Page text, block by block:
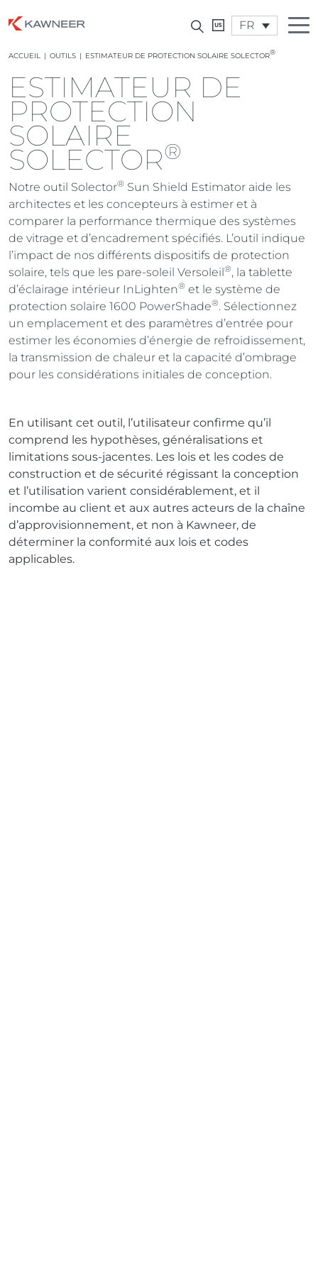
FR
ACCUEIL | OUTILS | ESTIMATEUR DE PROTECTION SOLAIRE SOLECTOR®
ESTIMATEUR DE
PROTECTION
SOLAIRE
SOLECTOR®
Notre outil Solector® Sun Shield Estimator aide les
architectes et les concepteurs à estimer et à
comparer la performance thermique des systèmes
de vitrage et d’encadrement spécifiés. L’outil indique
l’impact de nos différents dispositifs de protection
solaire, tels que les pare-soleil Versoleil®, la tablette
d’éclairage intérieur InLighten® et le système de
protection solaire 1600 PowerShade®. Sélectionnez
un emplacement et des paramètres d’entrée pour
estimer les économies d’énergie de refroidissement,
la transmission de chaleur et la capacité d’ombrage
pour les considérations initiales de conception.
En utilisant cet outil, l’utilisateur confirme qu’il
comprend les hypothèses, généralisations et
limitations sous-jacentes. Les lois et les codes de
construction et de sécurité régissant la conception
et l’utilisation varient considérablement, et il
incombe au client et aux autres acteurs de la chaîne
d’approvisionnement, et non à Kawneer, de
déterminer la conformité aux lois et codes
applicables.